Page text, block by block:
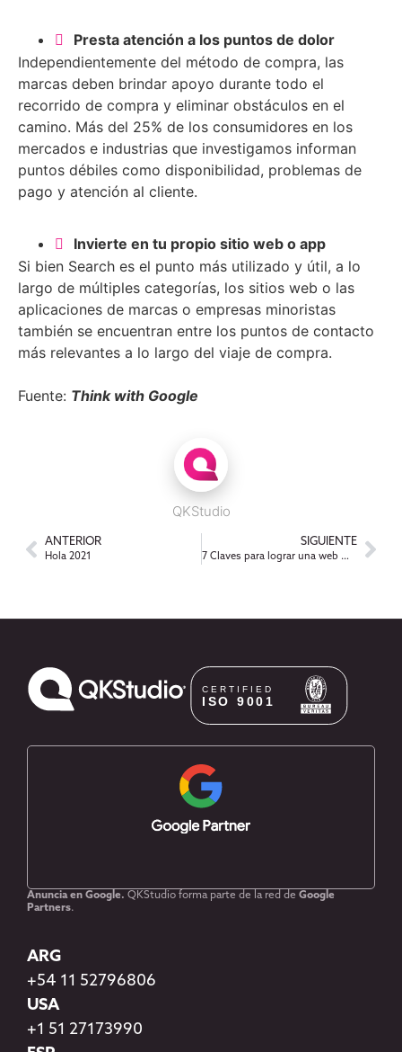
Presta atención a los puntos de dolor
Independientemente del método de compra, las
marcas deben brindar apoyo durante todo el
recorrido de compra y eliminar obstáculos en el
camino. Más del 25% de los consumidores en los
mercados e industrias que investigamos informan
puntos débiles como disponibilidad, problemas de
pago y atención al cliente.
Invierte en tu propio sitio web o app
Si bien Search es el punto más utilizado y útil, a lo
largo de múltiples categorías, los sitios web o las
aplicaciones de marcas o empresas minoristas
también se encuentran entre los puntos de contacto
más relevantes a lo largo del viaje de compra.
Fuente: Think with Google
QKStudio
ANTERIOR
Hola 2021
SIGUIENTE
7 Claves para lograr una web más accesible
Anuncia en Google. QKStudio forma parte de la red de Google
Partners.
ARG
+54 11 52796806
USA
+1 51 27173990